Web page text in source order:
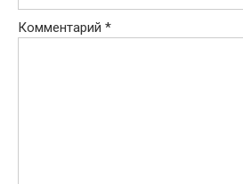
Комментарий *